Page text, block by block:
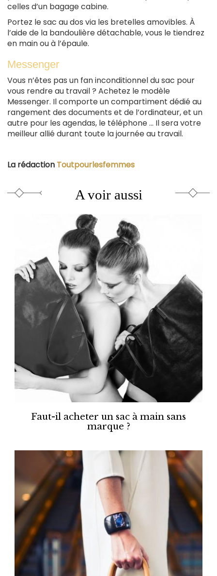
celles d’un bagage cabine.
Portez le sac au dos via les bretelles amovibles. À
l’aide de la bandoulière détachable, vous le tiendrez
en main ou à l’épaule.
Messenger
Vous n’êtes pas un fan inconditionnel du sac pour
vous rendre au travail ? Achetez le modèle
Messenger. Il comporte un compartiment dédié au
rangement des documents et de l’ordinateur, et un
autre pour les agendas, le téléphone ... Il sera votre
meilleur allié durant toute la journée au travail.
La rédaction Toutpourlesfemmes
A voir aussi
Faut-il acheter un sac à main sans
marque ?